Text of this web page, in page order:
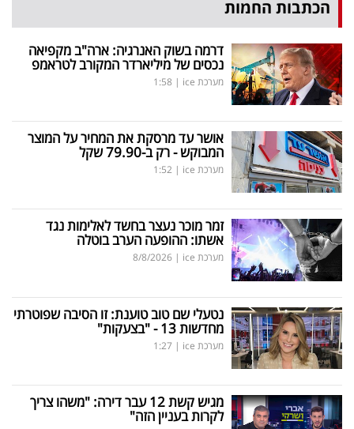
הכתבות החמות
דרמה בשוק האנרגיה: ארה"ב מקפיאה
נכסים של מיליארדר המקורב לטראמפ
מערכת ice |
1:58
אושר עד מרסקת את המחיר על המוצר
המבוקש - רק ב-79.90 שקל
מערכת ice |
1:52
זמר מוכר נעצר בחשד לאלימות נגד
אשתו: ההופעה הערב בוטלה
מערכת ice |
8/8/2026
נטעלי שם טוב טוענת: זו הסיבה שפוטרתי
מחדשות 13 - "בצעקות"
מערכת ice |
1:27
מגיש קשת 12 עבר דירה: "משהו צריך
לקרות בעניין הזה"